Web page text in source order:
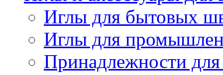
Иглы для бытовых
Иглы для
Принадлежности